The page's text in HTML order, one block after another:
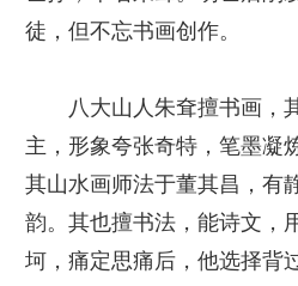
徒，但不忘书画创作。
八大山人朱耷擅书画，
主，形象夸张奇特，笔墨凝
其山水画师法于董其昌，有
韵。其也擅书法，能诗文，
坷，痛定思痛后，他选择背